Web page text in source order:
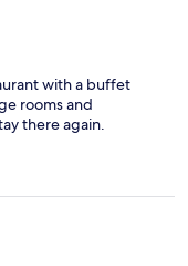
with a buffet
rooms and
there again.